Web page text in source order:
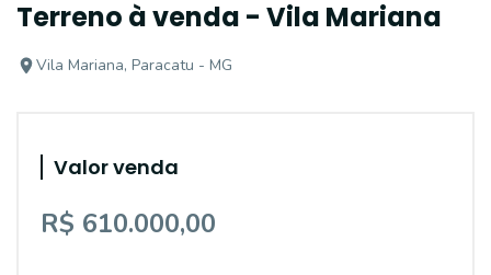
Terreno à venda - Vila Mariana
Vila Mariana, Paracatu - MG
Valor venda
R$ 610.000,00